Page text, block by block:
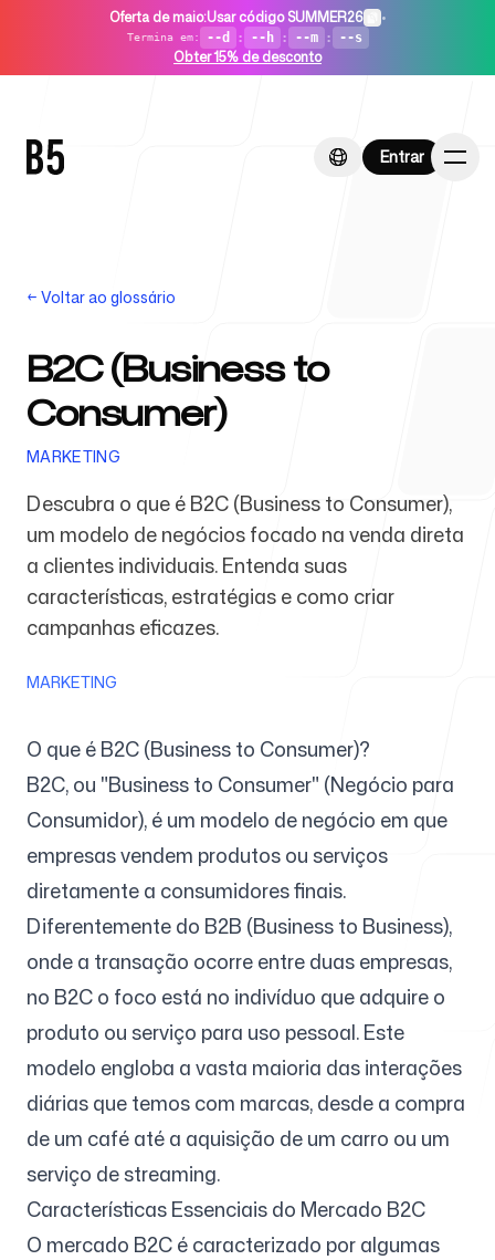
Oferta de maio:Usar código SUMMER26 •
Termina em: --d : --h : --m : --s
Obter 15% de desconto
Entrar
Entrar
Início
Para startups
Para agências
Blog
Preços
Central de ajuda
Ferramentas Gratuitas
FAQ
← Voltar ao glossário
B2C (Business to
Consumer)
MARKETING
Descubra o que é B2C (Business to Consumer),
um modelo de negócios focado na venda direta
a clientes individuais. Entenda suas
características, estratégias e como criar
campanhas eficazes.
MARKETING
O que é B2C (Business to Consumer)?
B2C, ou "Business to Consumer" (Negócio para
Consumidor), é um modelo de negócio em que
empresas vendem produtos ou serviços
diretamente a consumidores finais.
Diferentemente do B2B (Business to Business),
onde a transação ocorre entre duas empresas,
no B2C o foco está no indivíduo que adquire o
produto ou serviço para uso pessoal. Este
modelo engloba a vasta maioria das interações
diárias que temos com marcas, desde a compra
de um café até a aquisição de um carro ou um
serviço de streaming.
Características Essenciais do Mercado B2C
O mercado B2C é caracterizado por algumas